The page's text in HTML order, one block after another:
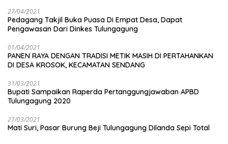
27/04/2021
Pedagang Takjil Buka Puasa Di Empat Desa, Dapat
Pengawasan Dari Dinkes Tulungagung
01/04/2021
PANEN RAYA DENGAN TRADISI METIK MASIH DI PERTAHANKAN
DI DESA KROSOK, KECAMATAN SENDANG
31/03/2021
Bupati Sampaikan Raperda Pertanggungjawaban APBD
Tulungagung 2020
27/03/2021
Mati Suri, Pasar Burung Beji Tulungagung Dilanda Sepi Total